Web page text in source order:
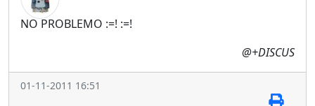
NO PROBLEMO :=! :=!
@+DISCUS
01-11-2011 16:51